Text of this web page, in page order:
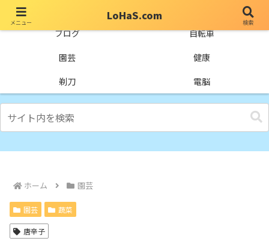
ブログ
自転車
園芸
健康
剃刀
電脳
ホーム 園芸
園芸 蔬菜
唐辛子
メニュー
LoHaS.com
検索